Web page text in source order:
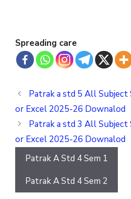
Spreading care
Patrak a std 5 All Subject
or Excel 2025-26 Downalod
Patrak a std 3 All Subject
or Excel 2025-26 Downalod
Patrak A Std 4 Sem 1
Patrak A Std 4 Sem 2